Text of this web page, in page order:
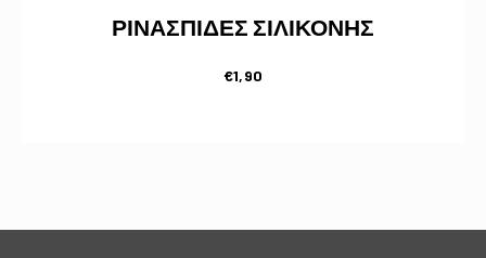
ΡΙΝΑΣΠΙΔΕΣ ΣΙΛΙΚΟΝΗΣ
€1,90